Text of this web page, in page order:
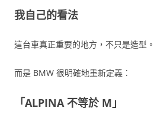
我自己的看法
這台車真正重要的地方，不只是造型。
而是 BMW 很明確地重新定義：
「ALPINA 不等於 M」